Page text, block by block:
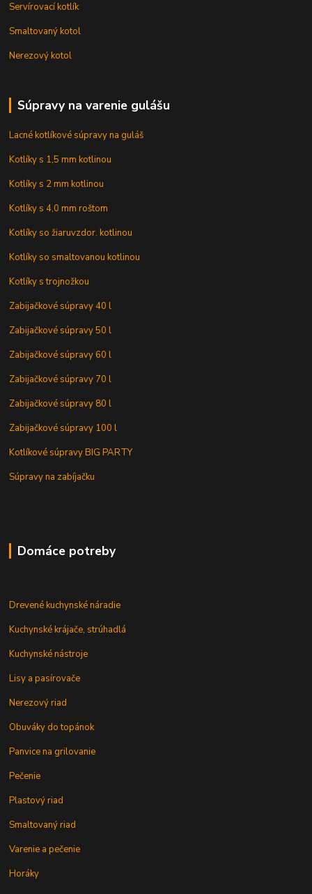
Servírovací kotlík
Smaltovaný kotol
Nerezový kotol
Súpravy na varenie gulášu
Lacné kotlíkové súpravy na guláš
Kotlíky s 1,5 mm kotlinou
Kotlíky s 2 mm kotlinou
Kotlíky s 4,0 mm roštom
Kotlíky so žiaruvzdor. kotlinou
Kotlíky so smaltovanou kotlinou
Kotlíky s trojnožkou
Zabijačkové súpravy 40 l
Zabijačkové súpravy 50 l
Zabijačkové súpravy 60 l
Zabijačkové súpravy 70 l
Zabijačkové súpravy 80 l
Zabijačkové súpravy 100 l
Kotlíkové súpravy BIG PARTY
Súpravy na zabíjačku
Domáce potreby
Drevené kuchynské náradie
Kuchynské krájače, strúhadlá
Kuchynské nástroje
Lisy a pasírovače
Nerezový riad
Obuváky do topánok
Panvice na grilovanie
Pečenie
Plastový riad
Smaltovaný riad
Varenie a pečenie
Horáky